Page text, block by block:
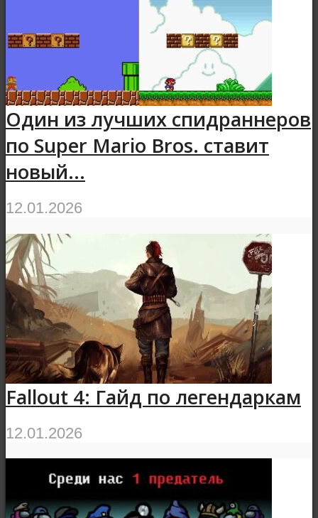
Один из лучших спидраннеров
по Super Mario Bros. ставит
новый...
12.01.2026
Fallout 4: Гайд по легендаркам
12.01.2026